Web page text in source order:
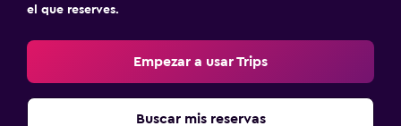
el que reserves.
Empezar a usar Trips
Buscar mis reservas